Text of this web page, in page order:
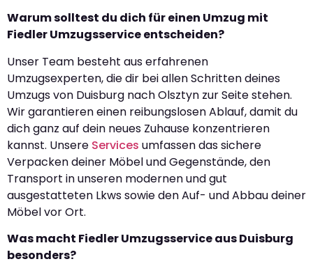
Warum solltest du dich für einen Umzug mit
Fiedler Umzugsservice entscheiden?
Unser Team besteht aus erfahrenen
Umzugsexperten, die dir bei allen Schritten deines
Umzugs von Duisburg nach Olsztyn zur Seite stehen.
Wir garantieren einen reibungslosen Ablauf, damit du
dich ganz auf dein neues Zuhause konzentrieren
kannst. Unsere Services umfassen das sichere
Verpacken deiner Möbel und Gegenstände, den
Transport in unseren modernen und gut
ausgestatteten Lkws sowie den Auf- und Abbau deiner
Möbel vor Ort.
Was macht Fiedler Umzugsservice aus Duisburg
besonders?